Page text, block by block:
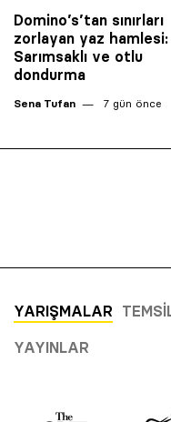
Domino’s’tan sınırları
zorlayan yaz hamlesi:
Sarımsaklı ve otlu
dondurma
Sena Tufan 7 gün önce
YARIŞMALAR
YAYINLAR